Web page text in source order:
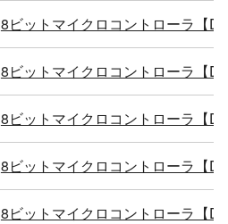
8ビットマイクロコントローラ【
8ビットマイクロコントローラ【
8ビットマイクロコントローラ【
8ビットマイクロコントローラ【
8ビットマイクロコントローラ【